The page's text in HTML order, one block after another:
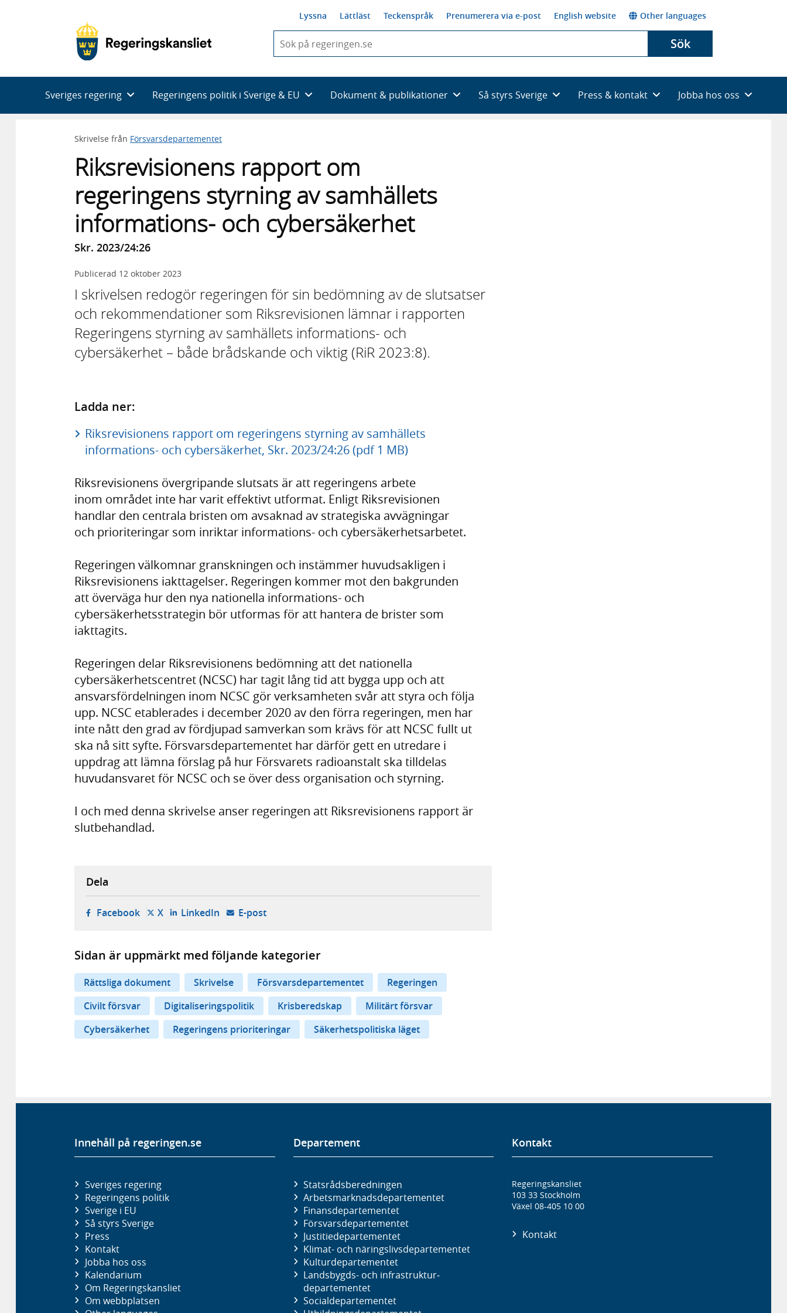
Lyssna Lättläst Teckenspråk Prenumerera via e-post English website Other languages
du
skriva
framträder
en
Sök
Sveriges regering Regeringens politik i Sverige & EU Dokument & publikationer Så styrs Sverige Press & kontakt Jobba hos oss
Skrivelse från Försvarsdepartementet
Riksrevisionens rapport om
regeringens styrning av samhällets
informations- och cybersäkerhet
Skr. 2023/24:26
Publicerad 12 oktober 2023
I skrivelsen redogör regeringen för sin bedömning av de slutsatser
och rekommendationer som Riksrevisionen lämnar i rapporten
Regeringens styrning av samhällets informations- och
cybersäkerhet – både brådskande och viktig (RiR 2023:8).
Ladda ner:
Riksrevisionens rapport om regeringens styrning av samhällets
informations- och cybersäkerhet, Skr. 2023/24:26 (pdf 1 MB)
Riksrevisionens övergripande slutsats är att regeringens arbete
inom området inte har varit effektivt utformat. Enligt Riksrevisionen
handlar den centrala bristen om avsaknad av strategiska avvägningar
och prioriteringar som inriktar informations- och cybersäkerhetsarbetet.
Regeringen välkomnar granskningen och instämmer huvudsakligen i
Riksrevisionens iakttagelser. Regeringen kommer mot den bakgrunden
att överväga hur den nya nationella informations- och
cybersäkerhetsstrategin bör utformas för att hantera de brister som
iakttagits.
Regeringen delar Riksrevisionens bedömning att det nationella
cybersäkerhetscentret (NCSC) har tagit lång tid att bygga upp och att
ansvarsfördelningen inom NCSC gör verksamheten svår att styra och följa
upp. NCSC etablerades i december 2020 av den förra regeringen, men har
inte nått den grad av fördjupad samverkan som krävs för att NCSC fullt ut
ska nå sitt syfte. Försvarsdepartementet har därför gett en utredare i
uppdrag att lämna förslag på hur Försvarets radioanstalt ska tilldelas
huvudansvaret för NCSC och se över dess organisation och styrning.
I och med denna skrivelse anser regeringen att Riksrevisionens rapport är
slutbehandlad.
Dela
Facebook- öppnas i ny flik, extern webbplats,
X- öppnas i ny flik, extern webbplats,
LinkedIn- öppnas i ny flik, extern webbplats,
E-post- öppnar din e-postklient,
Sidan är uppmärkt med följande kategorier
Rättsliga dokument Skrivelse Försvarsdepartementet
Regeringen
Civilt försvar
Digitaliseringspolitik Krisberedskap
Militärt försvar
Cybersäkerhet
Regeringens prioriteringar Säkerhetspolitiska läget
Innehåll på regeringen.se
Sveriges regering
Regeringens politik
Sverige i EU
Så styrs Sverige
Press
Kontakt
Jobba hos oss
Kalendarium
Om Regeringskansliet
Om webbplatsen
Departement
Statsrådsberedningen
Arbetsmarknads­departementet
Finans­departementet
Försvars­departementet
Justitie­departementet
Klimat- och näringslivs­departementet
Kultur­departementet
Landsbygds- och infrastruktur­
departementet
Social­departementet
Kontakt
Regeringskansliet
103 33 Stockholm
Växel 08-405 10 00
Kontakt